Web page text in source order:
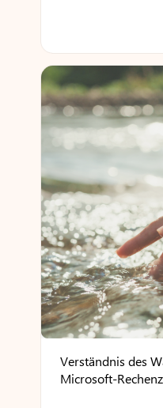
Verständnis des
Microsoft-